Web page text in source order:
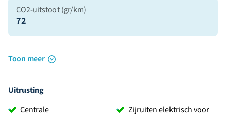
CO2-uitstoot (gr/km)
72
Toon meer
Uitrusting
Centrale
Zijruiten elektrisch voor